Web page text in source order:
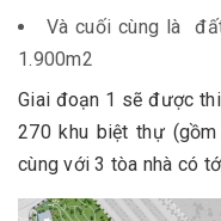
Và cuối cùng là
1.900m2
Giai đoạn 1 sẽ được
270 khu biệt thự
cùng với 3 tòa nhà có